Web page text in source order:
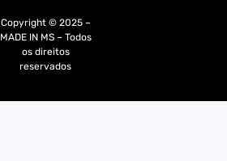
Copyright © 2025 –
MADE IN MS – Todos
os direitos
reservados